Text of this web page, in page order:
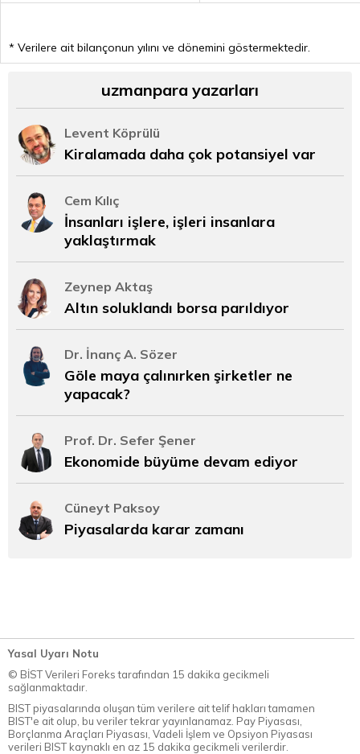
* Verilere ait bilançonun yılını ve dönemini göstermektedir.
uzmanpara yazarları
Levent Köprülü
Kiralamada daha çok potansiyel var
Cem Kılıç
İnsanları işlere, işleri insanlara
yaklaştırmak
Zeynep Aktaş
Altın soluklandı borsa parıldıyor
Dr. İnanç A. Sözer
Göle maya çalınırken şirketler ne
yapacak?
Prof. Dr. Sefer Şener
Ekonomide büyüme devam ediyor
Cüneyt Paksoy
Piyasalarda karar zamanı
Yasal Uyarı Notu
© BİST Verileri Foreks tarafından 15 dakika gecikmeli
sağlanmaktadır.
BIST piyasalarında oluşan tüm verilere ait telif hakları tamamen
BIST'e ait olup, bu veriler tekrar yayınlanamaz. Pay Piyasası,
Borçlanma Araçları Piyasası, Vadeli İşlem ve Opsiyon Piyasası
verileri BIST kaynaklı en az 15 dakika gecikmeli verilerdir.